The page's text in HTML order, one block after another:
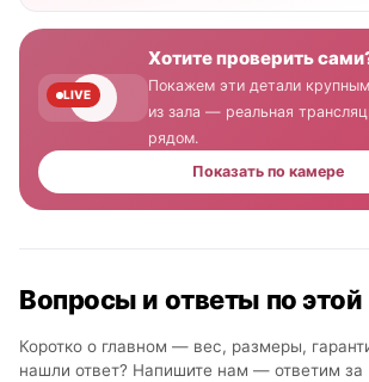
LIVE
Хотите проверить
Покажем эти детали
из зала — реальная
рядом.
Показать по камере
Вопросы и ответы по
Коротко о главном — вес, размеры,
нашли ответ? Напишите нам — ответим за